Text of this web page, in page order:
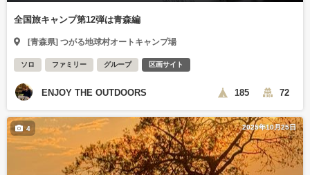
全国旅キャンプ第12弾は青森編
[青森県] つがる地球村オートキャンプ場
ソロ ファミリー グループ 区画サイト
ENJOY THE OUTDOORS 185 72
2025年10月25日
4